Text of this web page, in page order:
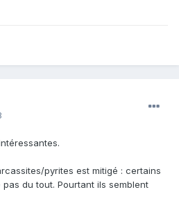
pyrites est mitigé : certains
du tout. Pourtant ils semblent